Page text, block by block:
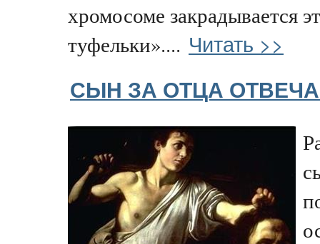
хромосоме закрадывается
туфельки».... Читать >>
СЫН ЗА ОТЦА